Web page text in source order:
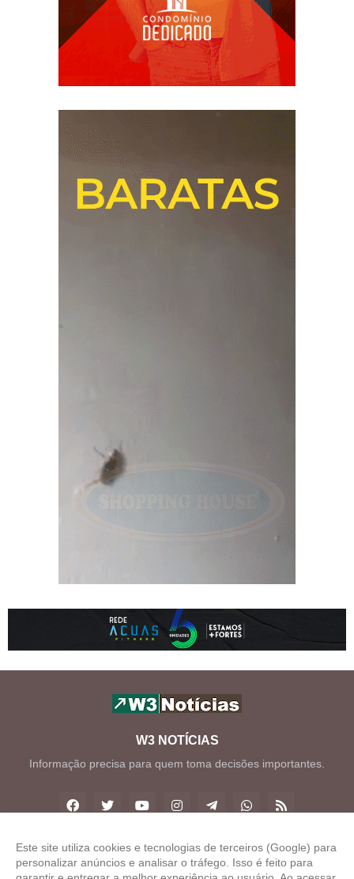
W3 NOTÍCIAS
Informação precisa para quem toma decisões importantes.
Copyright ©2026W3 Notícias
Este site utiliza cookies e tecnologias de terceiros (Google) para
personalizar anúncios e analisar o tráfego. Isso é feito para